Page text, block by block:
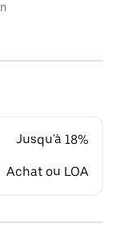
Jusqu'à 18%
Achat ou LOA